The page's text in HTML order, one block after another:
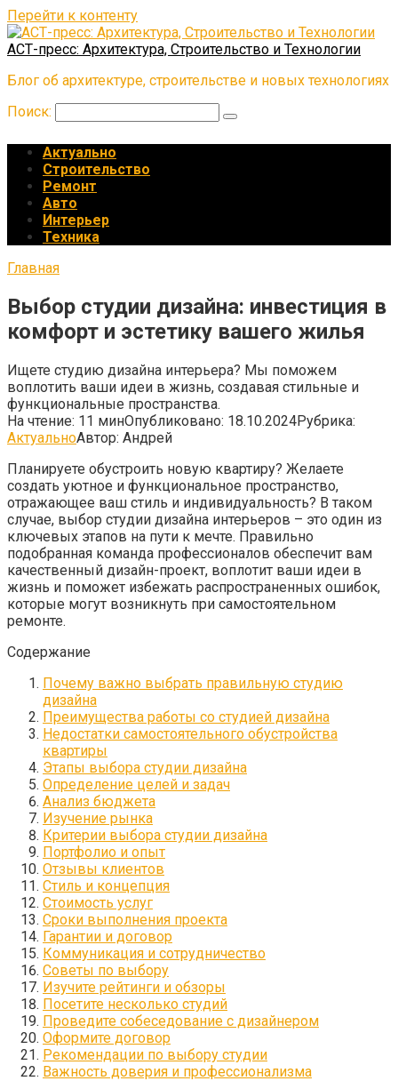
Перейти к контенту
АСТ-пресс: Архитектура, Строительство и Технологии
Блог об архитектуре, строительстве и новых технологиях
Поиск:
Актуально
Строительство
Ремонт
Авто
Интерьер
Техника
Главная
Выбор студии дизайна: инвестиция в
комфорт и эстетику вашего жилья
Ищете студию дизайна интерьера? Мы поможем
воплотить ваши идеи в жизнь, создавая стильные и
функциональные пространства.
На чтение: 11 минОпубликовано: 18.10.2024Рубрика:
АктуальноАвтор: Андрей
Планируете обустроить новую квартиру? Желаете
создать уютное и функциональное пространство,
отражающее ваш стиль и индивидуальность? В таком
случае, выбор студии дизайна интерьеров – это один из
ключевых этапов на пути к мечте. Правильно
подобранная команда профессионалов обеспечит вам
качественный дизайн-проект, воплотит ваши идеи в
жизнь и поможет избежать распространенных ошибок,
которые могут возникнуть при самостоятельном
ремонте.
Содержание
Почему важно выбрать правильную студию
дизайна
Преимущества работы со студией дизайна
Недостатки самостоятельного обустройства
квартиры
Этапы выбора студии дизайна
Определение целей и задач
Анализ бюджета
Изучение рынка
Критерии выбора студии дизайна
Портфолио и опыт
Отзывы клиентов
Стиль и концепция
Стоимость услуг
Сроки выполнения проекта
Гарантии и договор
Коммуникация и сотрудничество
Советы по выбору
Изучите рейтинги и обзоры
Посетите несколько студий
Проведите собеседование с дизайнером
Оформите договор
Рекомендации по выбору студии
Важность доверия и профессионализма